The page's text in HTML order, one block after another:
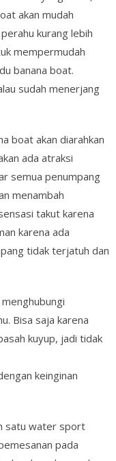
akan mudah
kurang lebih
mempermudah
banana boat.
sudah menerjang
boat akan diarahkan
ada atraksi
semua penumpang
menambah
takut karena
karena ada
tidak terjatuh dan
Bisa saja karena
kuyup, jadi tidak
keinginan
satu water sport
pada